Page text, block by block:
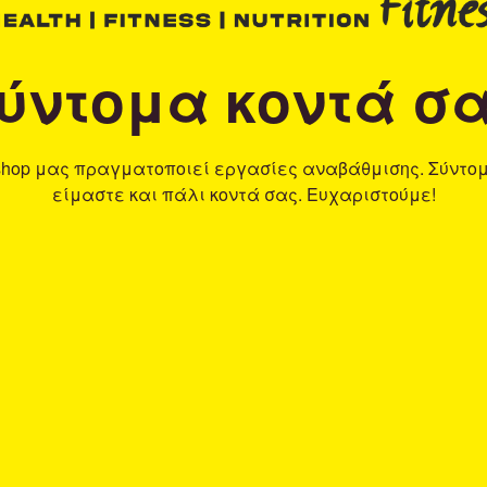
κοντά
μας πραγματοποιεί εργασίες αναβάθμισης.
είμαστε και πάλι κοντά σας. Ευχαριστούμε!